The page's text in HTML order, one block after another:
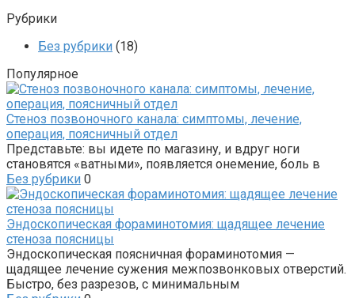
Рубрики
Без рубрики (18)
Популярное
Стеноз позвоночного канала: симптомы, лечение,
операция, поясничный отдел
Представьте: вы идете по магазину, и вдруг ноги
становятся «ватными», появляется онемение, боль в
Без рубрики 0
Эндоскопическая фораминотомия: щадящее лечение
стеноза поясницы
Эндоскопическая поясничная фораминотомия —
щадящее лечение сужения межпозвонковых отверстий.
Быстро, без разрезов, с минимальным